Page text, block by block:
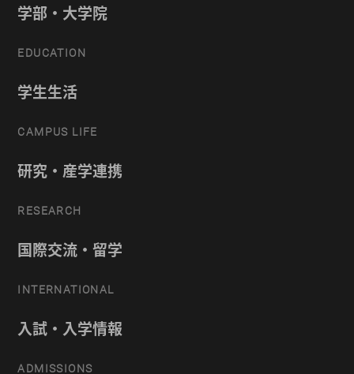
学部・大学院
EDUCATION
学生生活
CAMPUS LIFE
研究・産学連携
RESEARCH
国際交流・留学
INTERNATIONAL
入試・入学情報
ADMISSIONS